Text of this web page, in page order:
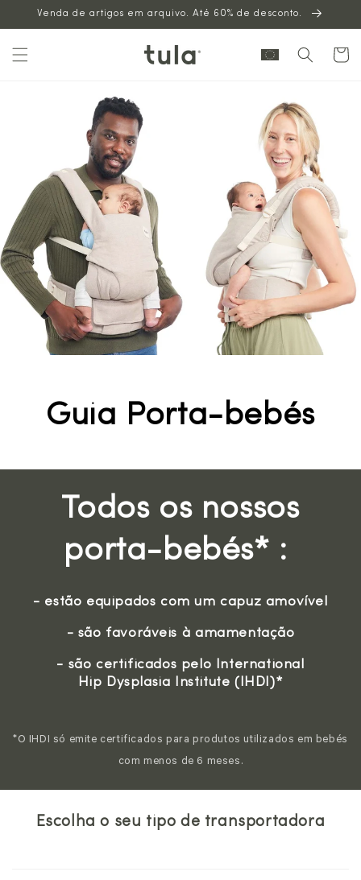
para o
Venda de artigos em arquivo. Até 60% de desconto.
Carrinho
Guia Porta-bebés
Todos os nossos
porta-bebés* :
- estão equipados com um capuz amovível
- são favoráveis à amamentação
- são certificados pelo International
Hip Dysplasia Institute (IHDI)*
*O IHDI só emite certificados para produtos utilizados em bebés
com menos de 6 meses.
Escolha o seu tipo de transportadora